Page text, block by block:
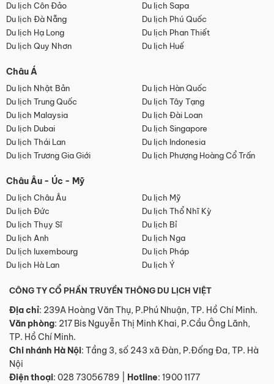
Du lịch Côn Đảo
Du lịch Sapa
Du lịch Đà Nẵng
Du lịch Phú Quốc
Du lịch Hạ Long
Du lịch Phan Thiết
Du lịch Quy Nhơn
Du lịch Huế
Châu Á
Du lịch Nhật Bản
Du lịch Hàn Quốc
Du lịch Trung Quốc
Du lịch Tây Tạng
Du lịch Malaysia
Du lịch Đài Loan
Du lịch Dubai
Du lịch Singapore
Du lịch Thái Lan
Du lịch Indonesia
Du lịch Trương Gia Giới
Du lịch Phượng Hoàng Cổ Trấn
Châu Âu - Úc - Mỹ
Du lịch Châu Âu
Du lịch Mỹ
Du lịch Đức
Du lịch Thổ Nhĩ Kỳ
Du lịch Thụy Sĩ
Du lịch Bỉ
Du lịch Anh
Du lịch Nga
Du lịch luxembourg
Du lịch Pháp
Du lịch Hà Lan
Du lịch Ý
CÔNG TY CỔ PHẦN TRUYỀN THÔNG DU LỊCH VIỆT
Địa chỉ: 239A Hoàng Văn Thụ, P.Phú Nhuận, TP. Hồ Chí Minh.
Văn phòng: 217 Bis Nguyễn Thị Minh Khai, P.Cầu Ông Lãnh,
TP. Hồ Chí Minh.
Chi nhánh Hà Nội: Tầng 3, số 243 xã Đàn, P.Đống Đa, TP. Hà
Nội
Điện thoại: 028 73056789 Hotline: 1900 1177